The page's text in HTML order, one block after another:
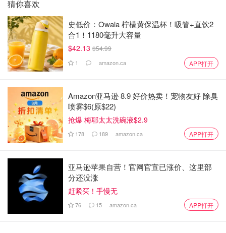
猜你喜欢
史低价：Owala 柠檬黄保温杯！吸管+直饮2
合1！1180毫升大容量
$42.13 $54.99
1 amazon.ca APP打开
Amazon亚马逊 8.9 好价热卖！宠物友好 除臭
喷雾$6(原$22)
抢爆 梅耶太太洗碗液$2.9
178 189 amazon.ca APP打开
亚马逊苹果自营！官网官宣已涨价、这里部
分还没涨
赶紧买！手慢无
76 15 amazon.ca APP打开